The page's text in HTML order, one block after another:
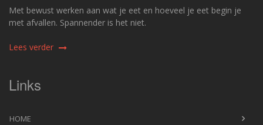
Met bewust werken aan wat je eet en hoeveel je eet begin je
met afvallen. Spannender is het niet.
Lees verder
Links
HOME